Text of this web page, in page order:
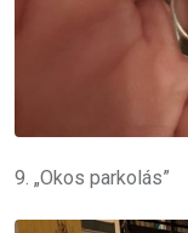
9. „Okos parkolás”